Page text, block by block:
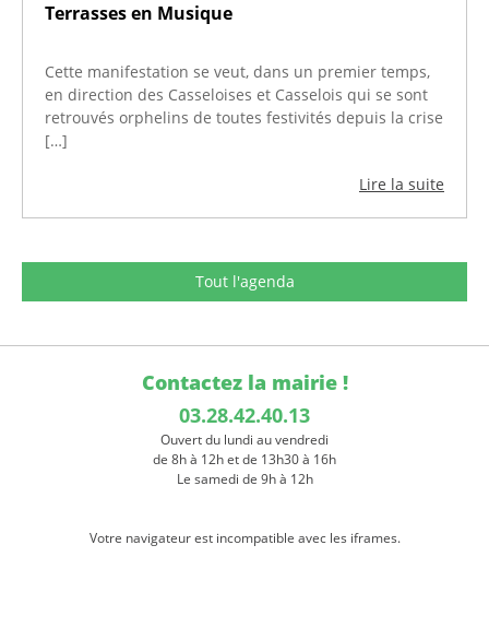
Terrasses en Musique
Cette manifestation se veut, dans un premier temps,
en direction des Casseloises et Casselois qui se sont
retrouvés orphelins de toutes festivités depuis la crise
[…]
Lire la suite
Tout l'agenda
Contactez la mairie !
03.28.42.40.13
Ouvert du lundi au vendredi
de 8h à 12h et de 13h30 à 16h
Le samedi de 9h à 12h
Votre navigateur est incompatible avec les iframes.